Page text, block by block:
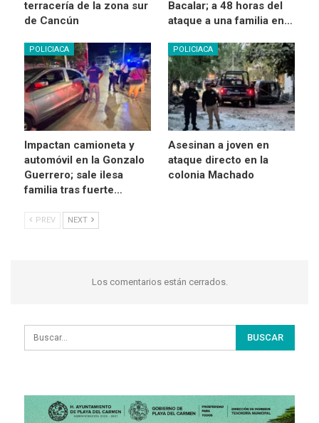
terracería de la zona sur
de Cancún
Bacalar; a 48 horas del
ataque a una familia en…
POLICIACA
Impactan camioneta y
automóvil en la Gonzalo
Guerrero; sale ilesa
familia tras fuerte…
POLICIACA
Asesinan a joven en
ataque directo en la
colonia Machado
PREV NEXT
Los comentarios están cerrados.